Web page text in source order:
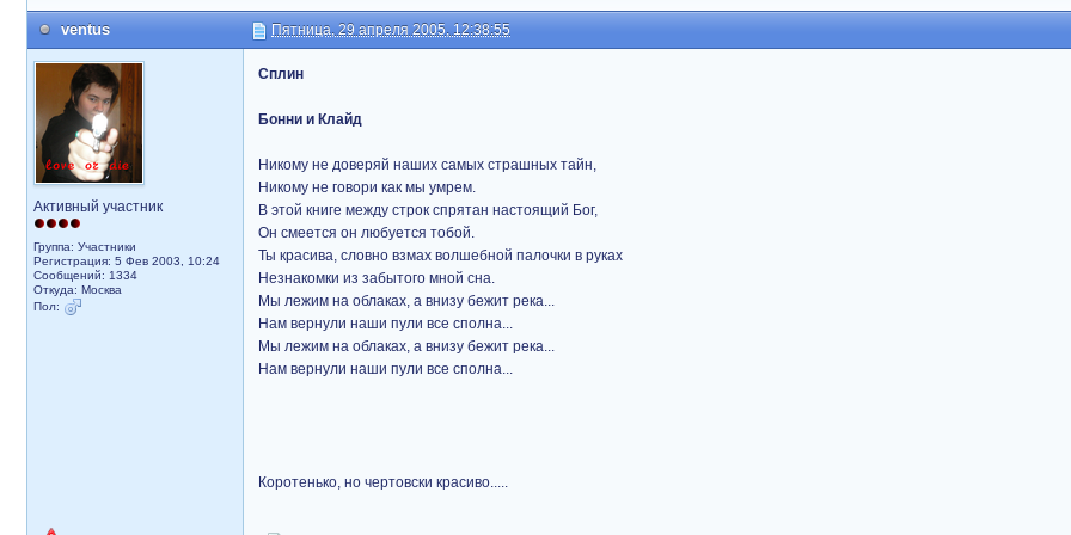
ventus Пятница, 29 апреля 2005, 12:38:55
Активный участник
Группа: Участники
Регистрация: 5 Фев 2003, 10:24
Сообщений: 1334
Откуда: Москва
Пол:
Сплин
Бонни и Клайд
Никому не доверяй наших самых страшных тайн,
Никому не говори как мы умрем.
В этой книге между строк спрятан настоящий Бог,
Он смеется он любуется тобой.
Ты красива, словно взмах волшебной палочки в руках
Незнакомки из забытого мной сна.
Мы лежим на облаках, а внизу бежит река...
Нам вернули наши пули все сполна...
Мы лежим на облаках, а внизу бежит река...
Нам вернули наши пули все сполна...
Коротенько, но чертовски красиво.....